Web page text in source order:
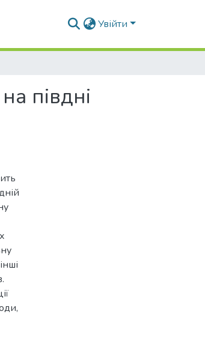
Увійти
півдні